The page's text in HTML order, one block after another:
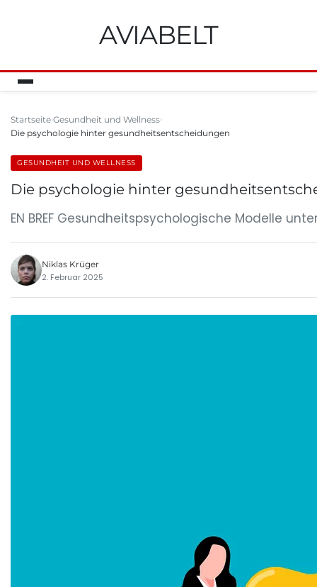
AVIABELT
Startseite Gesundheit und Wellness
Die psychologie hinter gesundheitsentscheidungen
GESUNDHEIT UND WELLNESS
Die psychologie hinter
EN BREF Gesundheitspsychologische Modelle
Niklas Krüger
2. Februar 2025